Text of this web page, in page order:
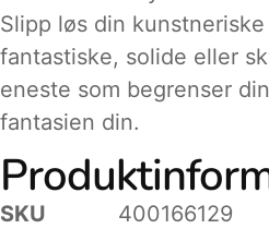
Slipp løs din
fantastiske, solide eller
eneste som begrenser
fantasien din.
SKU
400166129